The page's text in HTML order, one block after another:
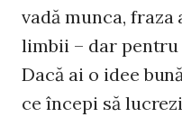
vadă munca,
limbii – dar pentru
Dacă ai o idee
ce începi să